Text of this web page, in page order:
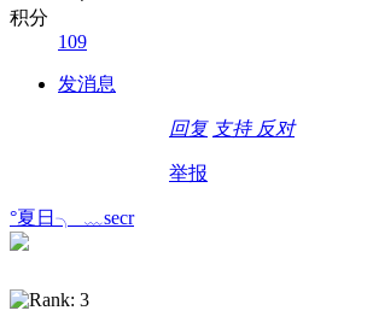
积分
109
发消息
回复 支持 反对
举报
°夏日╮_﹏secr